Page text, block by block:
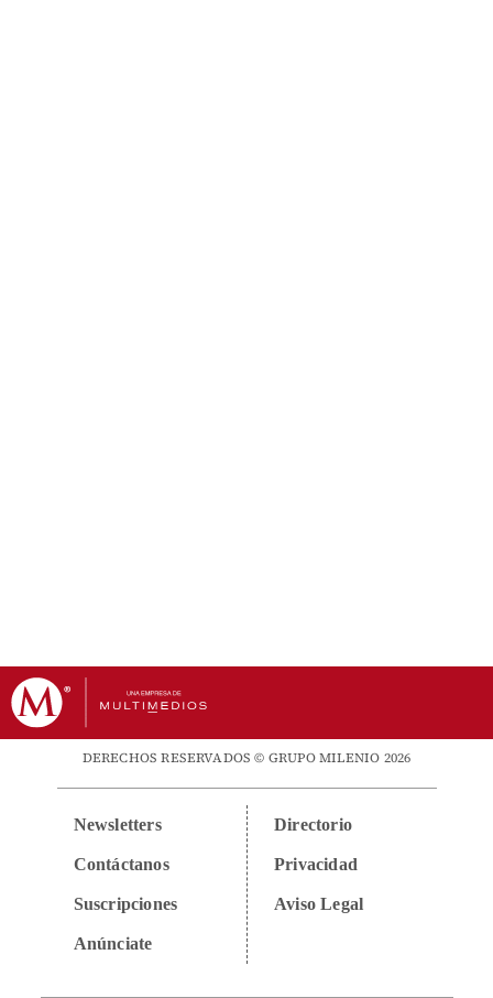
DERECHOS RESERVADOS © GRUPO MILENIO 2026
Newsletters
Contáctanos
Suscripciones
Anúnciate
Directorio
Privacidad
Aviso Legal